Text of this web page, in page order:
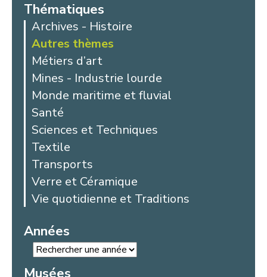
Thématiques
Archives - Histoire
Autres thèmes
Métiers d’art
Mines - Industrie lourde
Monde maritime et fluvial
Santé
Sciences et Techniques
Textile
Transports
Verre et Céramique
Vie quotidienne et Traditions
Années